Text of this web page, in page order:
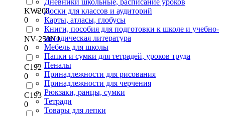
KW208
0
NV-250N1
0
С192
0
С193
0
Дневники школьные, расписание уроков
Доски для классов и аудиторий
Карты, атласы, глобусы
Книги, пособия для подготовки к школе и учебно-
методическая литература
Мебель для школы
Папки и сумки для тетрадей, уроков труда
Пеналы
Принадлежности для рисования
Принадлежности для черчения
Рюкзаки, ранцы, сумки
Тетради
Товары для лепки